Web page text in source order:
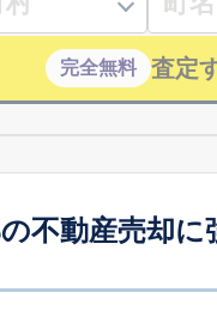
完全無料 査定
不動産売却に